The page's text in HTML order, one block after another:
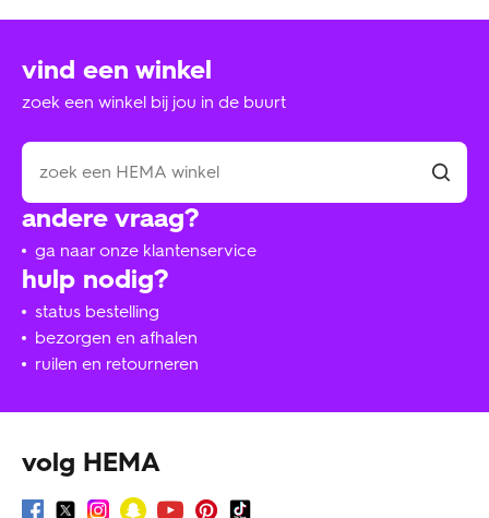
hulp nodig?
status bestelling
bezorgen en afhalen
ruilen en retourneren
andere vraag?
ga naar onze klantenservice
vind een winkel
zoek een winkel bij jou in de buurt
volg HEMA